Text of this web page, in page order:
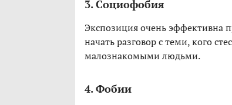
3. Социофобия
Экспозиция очень эффективна
начать разговор с теми, кого
малознакомыми людьми.
4. Фобии